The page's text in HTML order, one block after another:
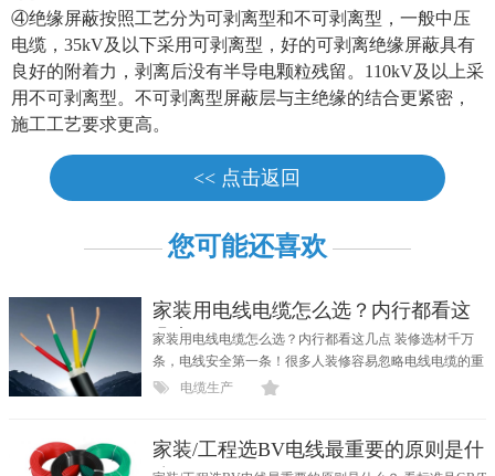
④绝缘屏蔽按照工艺分为可剥离型和不可剥离型，一般中压
电缆，35kV及以下采用可剥离型，好的可剥离绝缘屏蔽具有
良好的附着力，剥离后没有半导电颗粒残留。110kV及以上采
用不可剥离型。不可剥离型屏蔽层与主绝缘的结合更紧密，
施工工艺要求更高。
<< 点击返回
您可能还喜欢
家装用电线电缆怎么选？内行都看这
几点
家装用电线电缆怎么选？内行都看这几点 装修选材千万
条，电线安全第一条！很多人装修容易忽略电线电缆的重
要性...电缆生产
家装/工程选BV电线最重要的原则是什